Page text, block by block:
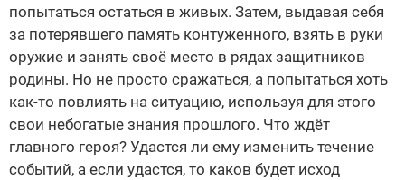
попытаться остаться в живых. Затем, выдавая себя
за потерявшего память контуженного, взять в руки
оружие и занять своё место в рядах защитников
родины. Но не просто сражаться, а попытаться хоть
как-то повлиять на ситуацию, используя для этого
свои небогатые знания прошлого. Что ждёт
главного героя? Удастся ли ему изменить течение
событий, а если удастся, то каков будет исход